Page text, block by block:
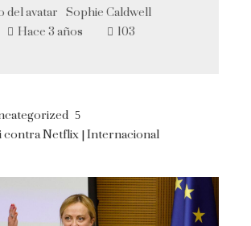
Sophie Caldwell
Hace 3 años
103
contra Netflix | Internacional